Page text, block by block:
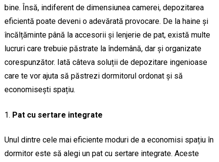
bine. Însă, indiferent de dimensiunea camerei, depozitarea
eficientă poate deveni o adevărată provocare. De la haine și
încălțăminte până la accesorii și lenjerie de pat, există multe
lucruri care trebuie păstrate la îndemână, dar și organizate
corespunzător. Iată câteva soluții de depozitare ingenioase
care te vor ajuta să păstrezi dormitorul ordonat și să
economisești spațiu.
Pat cu sertare integrate
Unul dintre cele mai eficiente moduri de a economisi spațiu în
dormitor este să alegi un pat cu sertare integrate. Aceste